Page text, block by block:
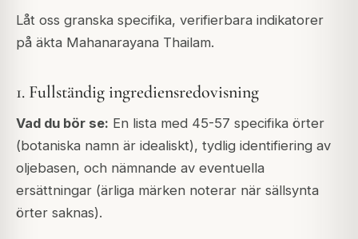
Låt oss granska specifika, verifierbara indikatorer
på äkta Mahanarayana Thailam.
1. Fullständig ingrediensredovisning
Vad du bör se: En lista med 45-57 specifika örter
(botaniska namn är idealiskt), tydlig identifiering av
oljebasen, och nämnande av eventuella
ersättningar (ärliga märken noterar när sällsynta
örter saknas).